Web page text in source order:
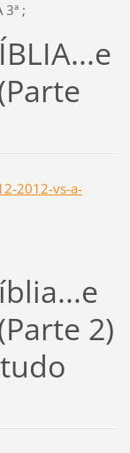
3ª ;
2012-vs-a-
2)